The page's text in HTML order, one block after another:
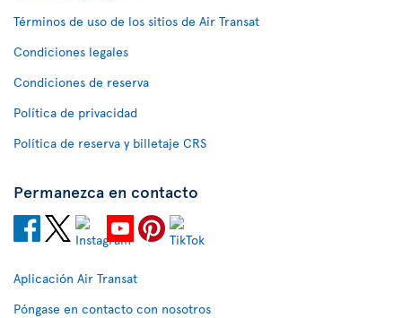
Términos de uso de los sitios de Air Transat
Condiciones legales
Condiciones de reserva
Política de privacidad
Política de reserva y billetaje CRS
Permanezca en contacto
Aplicación Air Transat
Póngase en contacto con nosotros